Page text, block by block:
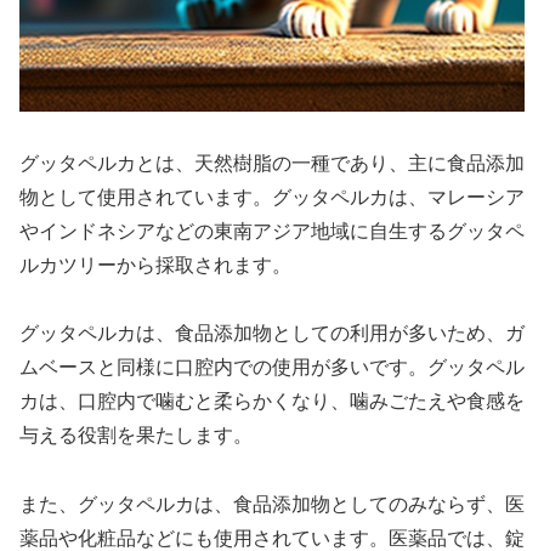
グッタペルカとは、天然樹脂の一種であり、主に食品添加
物として使用されています。グッタペルカは、マレーシア
やインドネシアなどの東南アジア地域に自生するグッタペ
ルカツリーから採取されます。
グッタペルカは、食品添加物としての利用が多いため、ガ
ムベースと同様に口腔内での使用が多いです。グッタペル
カは、口腔内で噛むと柔らかくなり、噛みごたえや食感を
与える役割を果たします。
また、グッタペルカは、食品添加物としてのみならず、医
薬品や化粧品などにも使用されています。医薬品では、錠